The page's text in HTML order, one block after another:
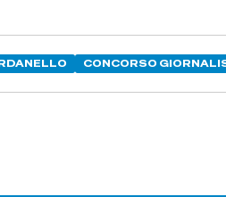
CONCORSO